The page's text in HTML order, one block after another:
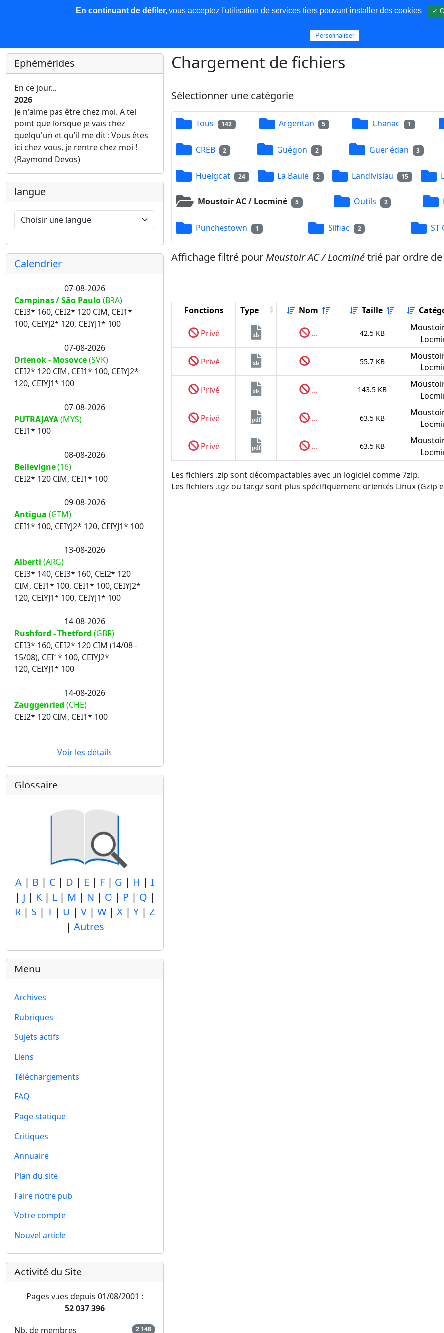
Les nouvelles Base de données Plus
Ephémérides
En ce jour...
2026
Je n'aime pas être chez moi. A tel
point que lorsque je vais chez
quelqu'un et qu'il me dit : Vous êtes
ici chez vous, je rentre chez moi !
(Raymond Devos)
langue
Calendrier
07-08-2026
Campinas / São Paulo(BRA)
CEI3* 160, CEI2* 120 CIM, CEI1*
100, CEIYJ2* 120, CEIYJ1* 100
07-08-2026
Drienok - Mosovce(SVK)
CEI2* 120 CIM, CEI1* 100, CEIYJ2*
120, CEIYJ1* 100
07-08-2026
PUTRAJAYA(MYS)
CEI1* 100
08-08-2026
Bellevigne(16)
CEI2* 120 CIM, CEI1* 100
09-08-2026
Antigua (GTM)
CEI1* 100, CEIYJ2* 120, CEIYJ1* 100
13-08-2026
Alberti (ARG)
CEI3* 140, CEI3* 160, CEI2* 120
CIM, CEI1* 100, CEI1* 100, CEIYJ2*
120, CEIYJ1* 100, CEIYJ1* 100
14-08-2026
Rushford - Thetford (GBR)
CEI3* 160, CEI2* 120 CIM (14/08 -
15/08), CEI1* 100, CEIYJ2*
120, CEIYJ1* 100
14-08-2026
Zauggenried (CHE)
CEI2* 120 CIM, CEI1* 100
Voir les détails
Glossaire
A | B | C | D | E | F | G | H | I
| J | K| L| M | N | O | P | Q |
R | S | T | U | V | W | X | Y | Z
| Autres
Menu
Archives
Rubriques
Sujets actifs
Liens
Téléchargements
FAQ
Page statique
Critiques
Annuaire
Plan du site
Faire notre pub
Votre compte
Nouvel article
Activité du Site
Pages vues depuis 01/08/2001 :
52 037 396
Nb. de membres
2 148
Chargement de fichiers
Sélectionner une catégorie
Tous 142 Argentan 5 Chanac 1
CREB 2 Guégon 2 Guerlédan 3
Huelgoat 24 La Baule 2 Landivisiau 15
Moustoir AC / Locminé 5 Outils 2
Punchestown 1 Silfiac 2 ST
Affichage filtré pour Moustoir AC / Locminétrié par ordre de
Fonctions Type Nom Taille
Privé xls ... 42.5 KB
Privé xls ... 55.7 KB
Privé xls ... 143.5 KB
Privé pdf ... 63.5 KB
Privé pdf ... 63.5 KB
Les fichiers .zip sont décompactables avec un logiciel comme 7zip.
Les fichiers .tgz ou tar.gz sont plus spécifiquement orientés Linux (Gzip
En continuant de défiler,vous acceptez l'utilisation de services tiers pouvant installer des cookies ✓
Personnaliser